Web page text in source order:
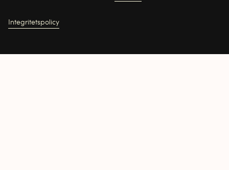
Integritetspolicy